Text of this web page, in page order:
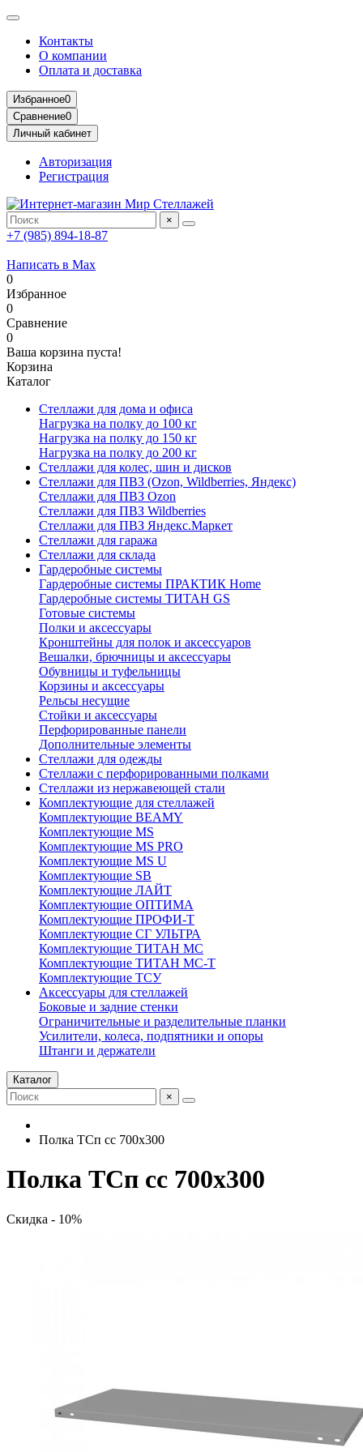
Контакты
О компании
Оплата и доставка
Избранное0
Сравнение0
Личный кабинет
Авторизация
Регистрация
×
+7 (985) 894-18-87
Написать в Max
0
Избранное
0
Сравнение
0
Ваша корзина пуста!
Корзина
Каталог
Стеллажи для дома и офиса
Нагрузка на полку до 100 кг
Нагрузка на полку до 150 кг
Нагрузка на полку до 200 кг
Стеллажи для колес, шин и дисков
Стеллажи для ПВЗ (Ozon, Wildberries, Яндекс)
Стеллажи для ПВЗ Ozon
Стеллажи для ПВЗ Wildberries
Стеллажи для ПВЗ Яндекс.Маркет
Стеллажи для гаража
Стеллажи для склада
Гардеробные системы
Гардеробные системы ПРАКТИК Home
Гардеробные системы ТИТАН GS
Готовые системы
Полки и аксессуары
Кронштейны для полок и аксессуаров
Вешалки, брючницы и аксессуары
Обувницы и туфельницы
Корзины и аксессуары
Рельсы несущие
Стойки и аксессуары
Перфорированные панели
Дополнительные элементы
Стеллажи для одежды
Стеллажи с перфорированными полками
Стеллажи из нержавеющей стали
Комплектующие для стеллажей
Комплектующие BEAMY
Комплектующие MS
Комплектующие MS PRO
Комплектующие MS U
Комплектующие SB
Комплектующие ЛАЙТ
Комплектующие ОПТИМА
Комплектующие ПРОФИ-Т
Комплектующие СГ УЛЬТРА
Комплектующие ТИТАН МС
Комплектующие ТИТАН МС-Т
Комплектующие ТСУ
Аксессуары для стеллажей
Боковые и задние стенки
Ограничительные и разделительные планки
Усилители, колеса, подпятники и опоры
Штанги и держатели
Каталог
×
Полка ТСп сс 700х300
Полка ТСп сс 700х300
Скидка - 10%